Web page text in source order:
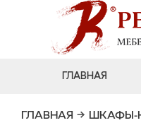
ГЛАВНАЯ
ГЛАВНАЯ → ШКАФЫ-